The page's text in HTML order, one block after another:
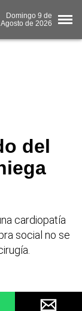
Domingo 9 de
Agosto de 2026
del
cardiopatía
social no se